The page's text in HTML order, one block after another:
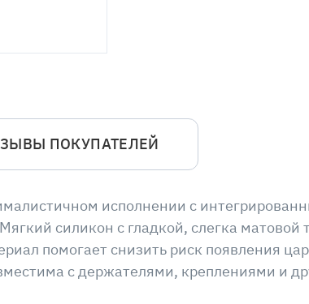
исполнении с
силикон с гладкой, слегка матовой
помогает снизить риск появления
с держателями, креплениями и
ПОКУПАТЕЛЕЙ